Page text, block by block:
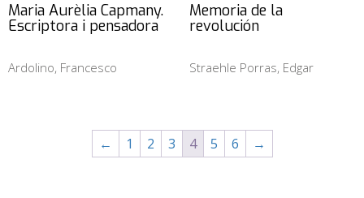
Maria Aurèlia Capmany.
Escriptora i pensadora
Ardolino, Francesco
Memoria de la
revolución
Straehle Porras, Edgar
← 1 2 3 4 5 6 →